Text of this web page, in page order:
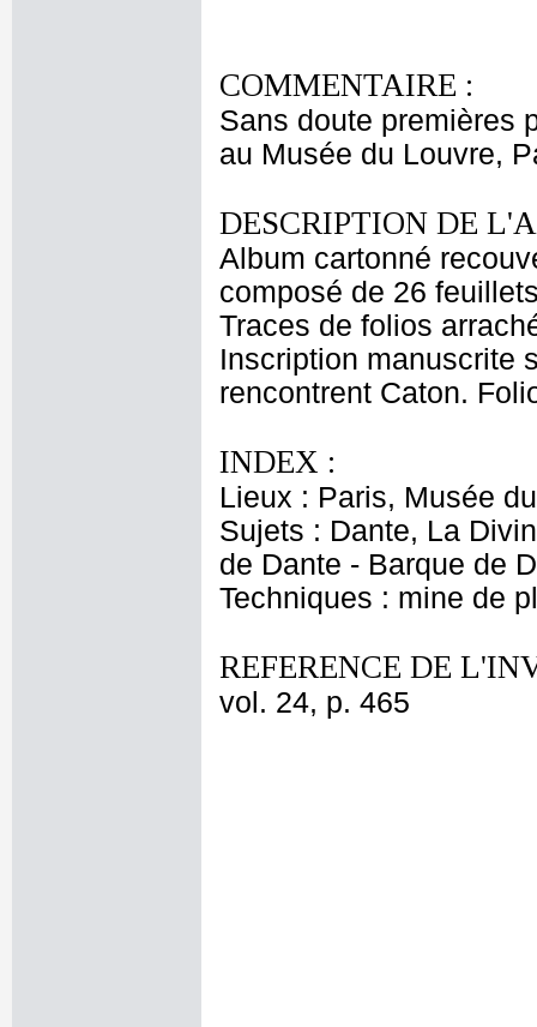
COMMENTAIRE :
Sans doute premières
au Musée du Louvre,
DESCRIPTION DE
Album cartonné
composé de 26
Traces de folios
Inscription manuscrite
rencontrent Caton.
INDEX :
Lieux : Paris, Musée
Sujets : Dante, La
de Dante - Barque de
Techniques : mine de
REFERENCE DE
vol. 24, p. 465